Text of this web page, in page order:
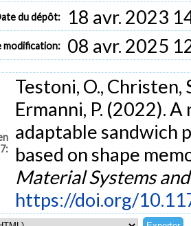
du dépôt: 18 avr. 2023
modification: 08 avr. 2025
Testoni, O., Christen,
Ermanni, P. (2022).
adaptable sandwich
based on shape
Material Systems
https://doi.org/